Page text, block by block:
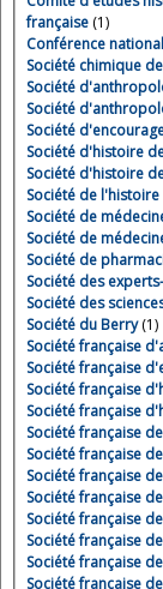
française (1)
Conférence
Société chimique
Société
Société
Société
Société d'histoire
Société d'histoire
Société de
Société de
Société de
Société de
Société des
Société des
Société du Berry(1)
Société française
Société française
Société française
Société française
Société française
Société française
Société française
Société française
Société française
Société française
Société française
Société française